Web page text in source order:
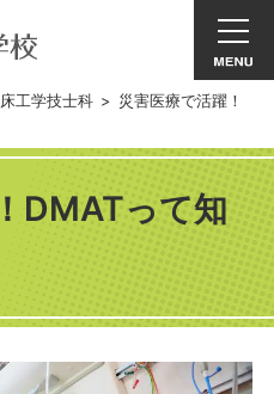
工学技士科 > 災害医療で活躍！
DMATって知